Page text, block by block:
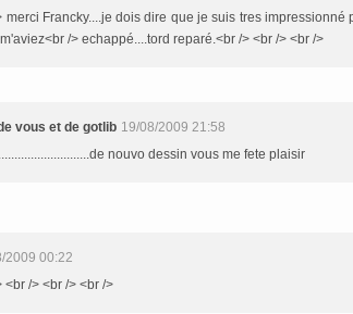
merci Francky....je dois dire que je suis tres
/> echappé....tord reparé.<br /> <br /> <br />
vous et de gotlib 19/08/2009 21:58
nouvo dessin vous me fete plaisir
2009 00:22
<br /> <br /> <br />